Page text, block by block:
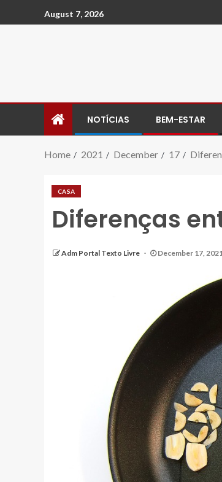
August 7, 2026
NOTÍCIAS BEM-ESTAR
Home 2021 December 17
CASA
Diferenças
Adm Portal Texto Livre December 17,